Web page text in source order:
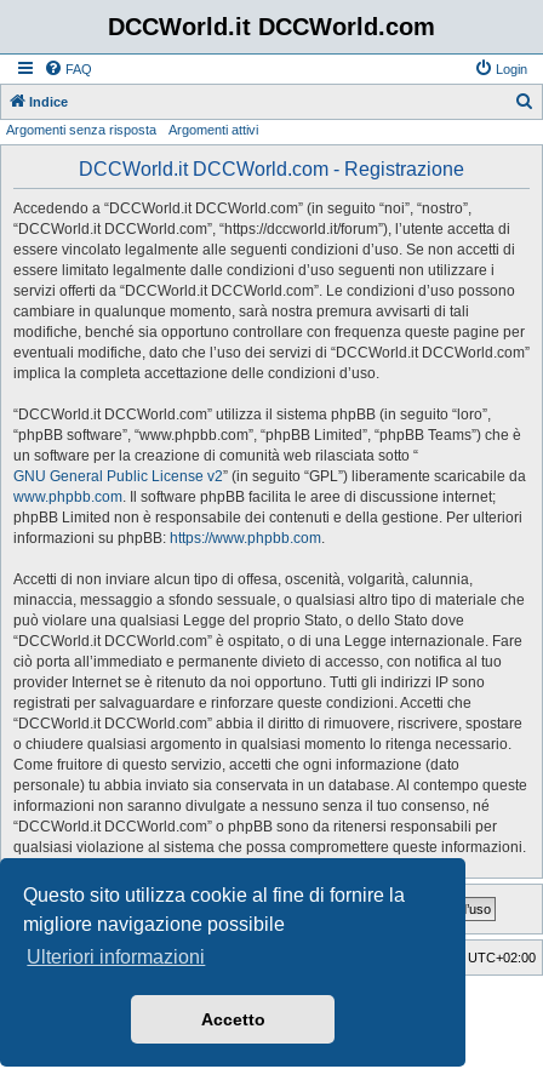
Questo sito utilizza cookie al fine di fornire la
migliore navigazione possibile
Ulteriori informazioni
Accetto
DCCWorld.it DCCWorld.com
FAQ Login
Indice
Argomenti senza risposta Argomenti attivi
DCCWorld.it DCCWorld.com - Registrazione
Accedendo a “DCCWorld.it DCCWorld.com” (in seguito “noi”, “nostro”,
“DCCWorld.it DCCWorld.com”, “https://dccworld.it/forum”), l’utente accetta di
essere vincolato legalmente alle seguenti condizioni d’uso. Se non accetti di
essere limitato legalmente dalle condizioni d’uso seguenti non utilizzare i
servizi offerti da “DCCWorld.it DCCWorld.com”. Le condizioni d’uso possono
cambiare in qualunque momento, sarà nostra premura avvisarti di tali
modifiche, benché sia opportuno controllare con frequenza queste pagine per
eventuali modifiche, dato che l’uso dei servizi di “DCCWorld.it DCCWorld.com”
implica la completa accettazione delle condizioni d’uso.
“DCCWorld.it DCCWorld.com” utilizza il sistema phpBB (in seguito “loro”,
“phpBB software”, “www.phpbb.com”, “phpBB Limited”, “phpBB Teams”) che è
un software per la creazione di comunità web rilasciata sotto “
GNU General Public License v2” (in seguito “GPL”) liberamente scaricabile da
www.phpbb.com. Il software phpBB facilita le aree di discussione internet;
phpBB Limited non è responsabile dei contenuti e della gestione. Per ulteriori
informazioni su phpBB: https://www.phpbb.com.
Accetti di non inviare alcun tipo di offesa, oscenità, volgarità, calunnia,
minaccia, messaggio a sfondo sessuale, o qualsiasi altro tipo di materiale che
può violare una qualsiasi Legge del proprio Stato, o dello Stato dove
“DCCWorld.it DCCWorld.com” è ospitato, o di una Legge internazionale. Fare
ciò porta all’immediato e permanente divieto di accesso, con notifica al tuo
provider Internet se è ritenuto da noi opportuno. Tutti gli indirizzi IP sono
registrati per salvaguardare e rinforzare queste condizioni. Accetti che
“DCCWorld.it DCCWorld.com” abbia il diritto di rimuovere, riscrivere, spostare
o chiudere qualsiasi argomento in qualsiasi momento lo ritenga necessario.
Come fruitore di questo servizio, accetti che ogni informazione (dato
personale) tu abbia inviato sia conservata in un database. Al contempo queste
informazioni non saranno divulgate a nessuno senza il tuo consenso, né
“DCCWorld.it DCCWorld.com” o phpBB sono da ritenersi responsabili per
qualsiasi violazione al sistema che possa compromettere queste informazioni.
Indice UTC+02:00
Style Developer by ©GTA game
phpBB